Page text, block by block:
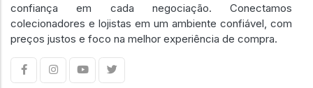
confiança em cada negociação. Conectamos
colecionadores e lojistas em um ambiente confiável, com
preços justos e foco na melhor experiência de compra.